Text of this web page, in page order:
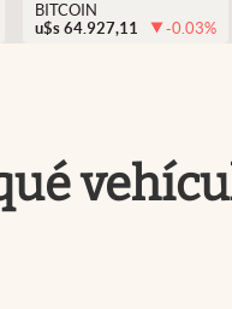
BITCOIN
u$s 64.927,11 -0.03%